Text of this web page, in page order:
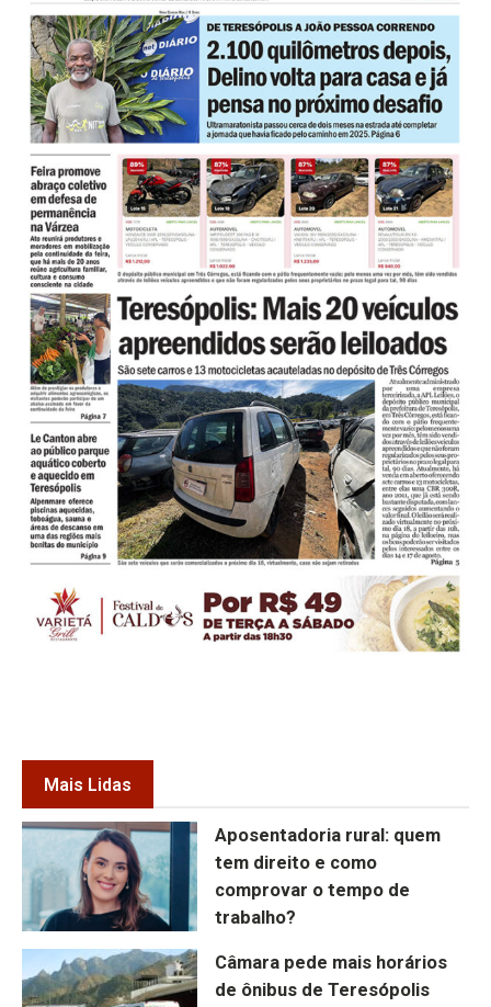
Mais Lidas
Aposentadoria rural: quem
tem direito e como
comprovar o tempo de
trabalho?
Câmara pede mais horários
de ônibus de Teresópolis